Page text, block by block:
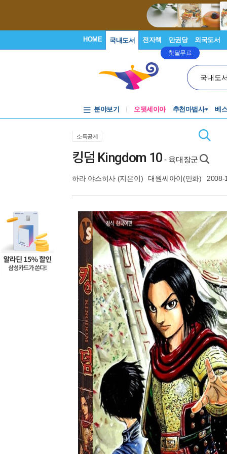
HOME 국내도서 전자책 만권당
첫달무료
외국도서
국내도
분야보기 오뒷세이아 추천마법사 베
소득공제
킹덤 Kingdom 10 - 육대장군
하라 야스히사 (지은이) 대원씨아이(만화) 2008-